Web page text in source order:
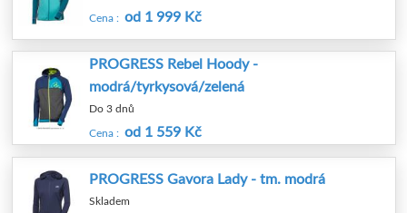
Cena : od 1 999 Kč
PROGRESS Rebel Hoody -
modrá/tyrkysová/zelená
Do 3 dnů
Cena : od 1 559 Kč
PROGRESS Gavora Lady - tm. modrá
Skladem